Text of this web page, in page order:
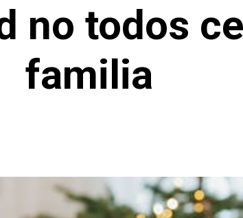
no todos
familia